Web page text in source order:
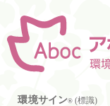
環境サイン® (標識)